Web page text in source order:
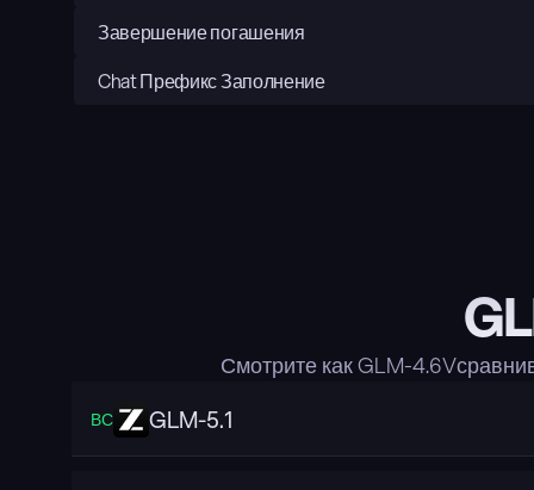
Завершение погашения
Chat Префикс Заполнение
Смотрите как GLM-
ВС GLM-5.1